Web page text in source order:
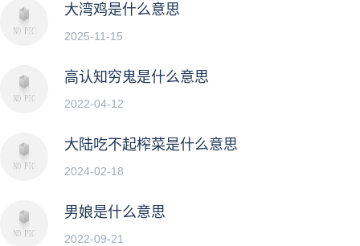
大湾鸡是什么意思
2025-11-15
高认知穷鬼是什么意思
2022-04-12
大陆吃不起榨菜是什么意思
2024-02-18
男娘是什么意思
2022-09-21